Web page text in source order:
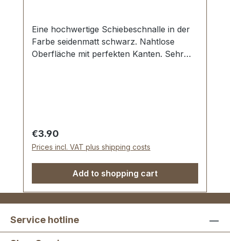
Eine hochwertige Schiebeschnalle in der
Farbe seidenmatt schwarz. Nahtlose
Oberfläche mit perfekten Kanten. Sehr
Regular price:
€3.90
Prices incl. VAT plus shipping costs
Add to shopping cart
Service hotline